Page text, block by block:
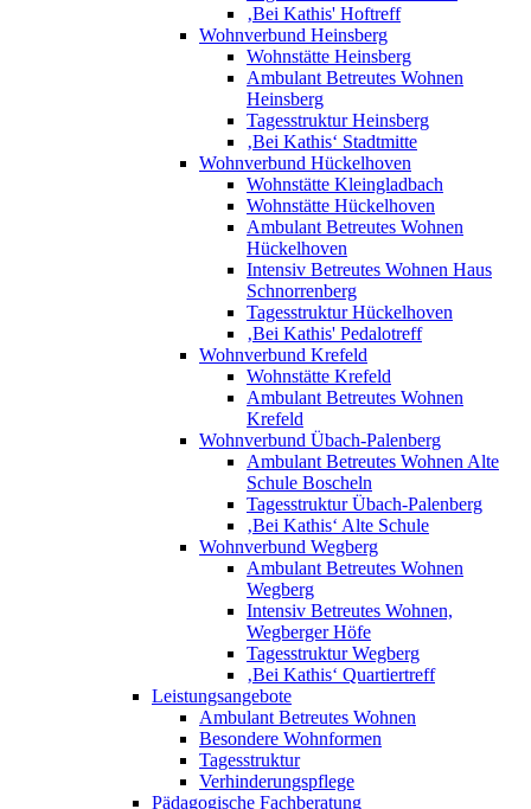
‚Bei Kathis' Hoftreff
Wohnverbund Heinsberg
Wohnstätte Heinsberg
Ambulant Betreutes Wohnen
Heinsberg
Tagesstruktur Heinsberg
‚Bei Kathis‘ Stadtmitte
Wohnverbund Hückelhoven
Wohnstätte Kleingladbach
Wohnstätte Hückelhoven
Ambulant Betreutes Wohnen
Hückelhoven
Intensiv Betreutes Wohnen Haus
Schnorrenberg
Tagesstruktur Hückelhoven
‚Bei Kathis' Pedalotreff
Wohnverbund Krefeld
Wohnstätte Krefeld
Ambulant Betreutes Wohnen
Krefeld
Wohnverbund Übach-Palenberg
Ambulant Betreutes Wohnen Alte
Schule Boscheln
Tagesstruktur Übach-Palenberg
‚Bei Kathis‘ Alte Schule
Wohnverbund Wegberg
Ambulant Betreutes Wohnen
Wegberg
Intensiv Betreutes Wohnen,
Wegberger Höfe
Tagesstruktur Wegberg
‚Bei Kathis‘ Quartiertreff
Leistungsangebote
Ambulant Betreutes Wohnen
Besondere Wohnformen
Tagesstruktur
Verhinderungspflege
Pädagogische Fachberatung